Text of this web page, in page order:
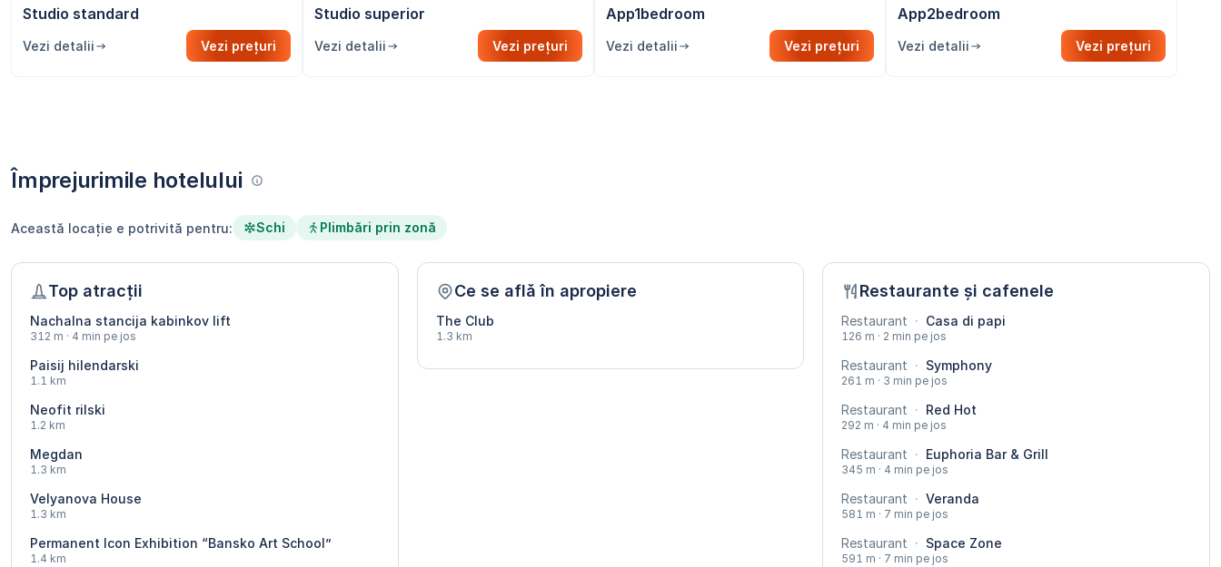
Studio standard
Vezi detalii Vezi prețuri
Studio superior
Vezi detalii Vezi prețuri
App1bedroom
Vezi detalii Vezi prețuri
App2bedroom
Vezi detalii Vezi prețuri
Împrejurimile hotelului
Această locație e potrivită pentru: Schi Plimbări prin zonă
Top atracții
Nachalna stancija kabinkov lift
312 m · 4 min pe jos
Paisij hilendarski
1.1 km
Neofit rilski
1.2 km
Megdan
1.3 km
Velyanova House
1.3 km
Permanent Icon Exhibition “Bansko Art School”
1.4 km
Ce se află în apropiere
The Club
1.3 km
Restaurante și cafenele
Restaurant · Casa di papi
126 m · 2 min pe jos
Restaurant · Symphony
261 m · 3 min pe jos
Restaurant · Red Hot
292 m · 4 min pe jos
Restaurant · Euphoria Bar & Grill
345 m · 4 min pe jos
Restaurant · Veranda
581 m · 7 min pe jos
Restaurant · Space Zone
591 m · 7 min pe jos